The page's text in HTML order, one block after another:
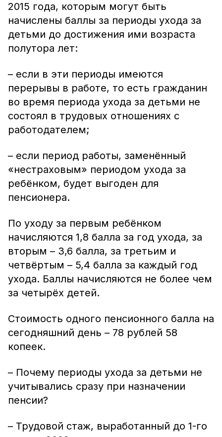
2015 года, которым могут быть
начислены баллы за периоды ухода за
детьми до достижения ими возраста
полутора лет:
– если в эти периоды имеются
перерывы в работе, то есть гражданин
во время периода ухода за детьми не
состоял в трудовых отношениях с
работодателем;
– если период работы, заменённый
«нестраховым» периодом ухода за
ребёнком, будет выгоден для
пенсионера.
По уходу за первым ребёнком
начисляются 1,8 балла за год ухода, за
вторым – 3,6 балла, за третьим и
четвёртым – 5,4 балла за каждый год
ухода. Баллы начисляются не более чем
за четырёх детей.
Стоимость одного пенсионного балла на
сегодняшний день – 78 рублей 58
копеек.
– Почему периоды ухода за детьми не
учитывались сразу при назначении
пенсии?
– Трудовой стаж, выработанный до 1-го